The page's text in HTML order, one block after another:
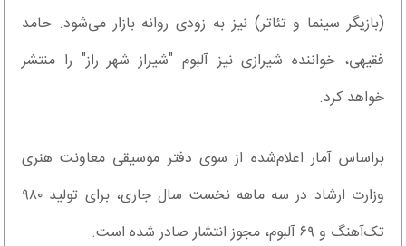
(بازیگر سینما و تئاتر) نیز به زودی روانه بازار می‌شود. حامد
فقیهی، خواننده شیرازی نیز آلبوم "شیراز شهر راز" را منتشر
خواهد کرد.
براساس آمار اعلام‌شده از سوی دفتر موسیقی معاونت هنری
وزارت ارشاد در سه ماهه نخست سال جاری، برای تولید ۹۸۰
تک‌آهنگ و ۶۹ آلبوم، مجوز انتشار صادر شده است.